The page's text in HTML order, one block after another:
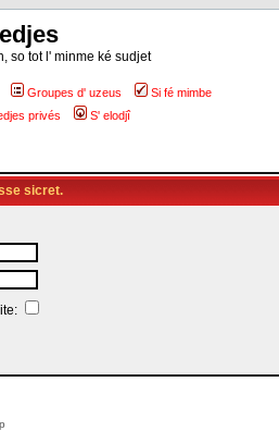
so tot l' minme ké sudjet
Groupes d' uzeus
Si fé mimbe
privés S' elodjî
sicret.